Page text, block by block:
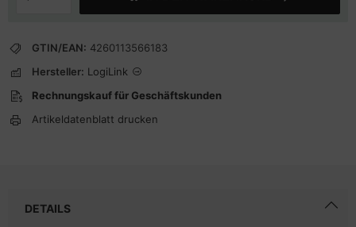
GTIN/EAN: 4260113566183
Hersteller: LogiLink
Rechnungskauf für Geschäftskunden
Artikeldatenblatt drucken
DETAILS